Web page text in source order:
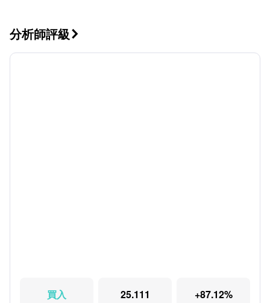
分析師評級 
買入 25.111 +87.12%